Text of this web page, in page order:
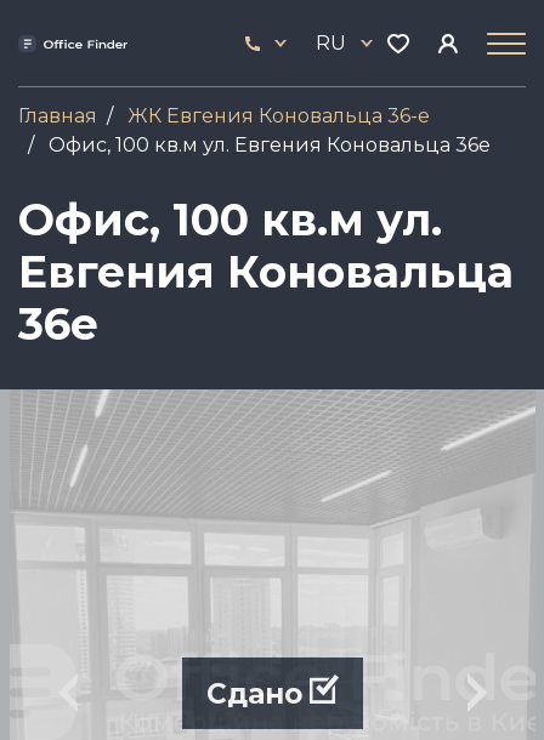
содержанию
444
17
RU
Главная
ЖК Евгения Коновальца 36-е
Офис, 100 кв.м ул. Евгения Коновальца 36е
Офис, 100 кв.м ул.
Евгения Коновальца
36е
Image
Сдано